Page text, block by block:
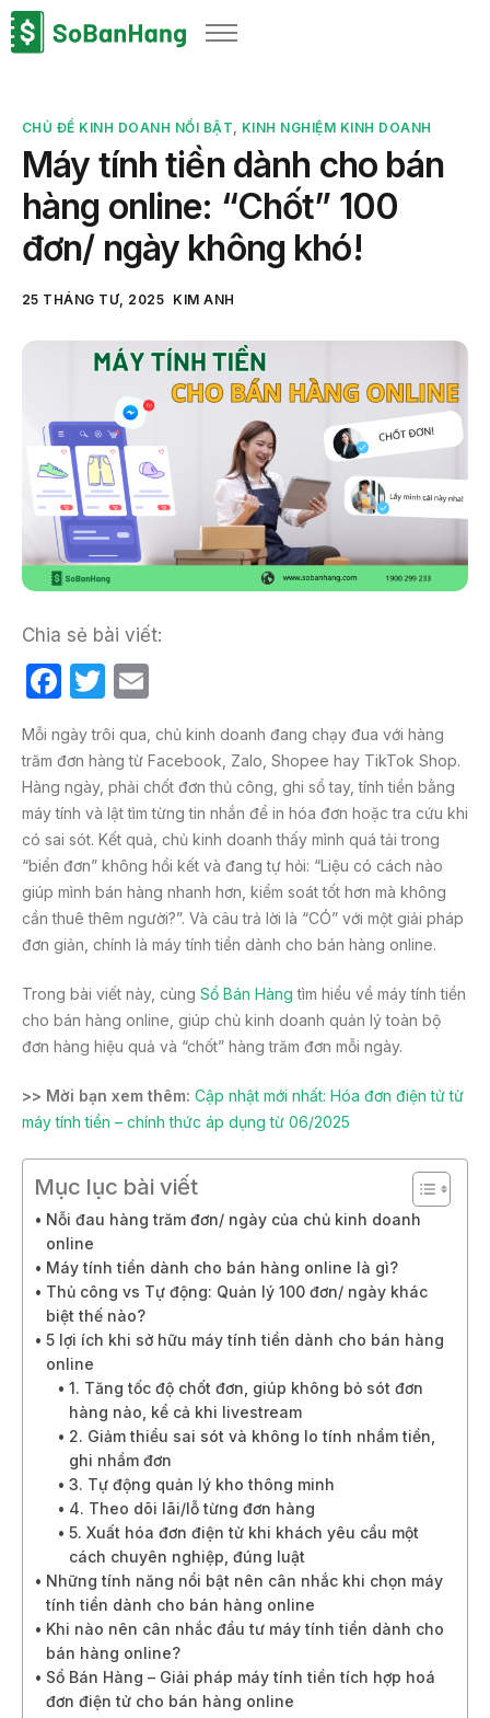
Sản phẩm
Bảng giá
Blog
Thông tin thuế
Về chúng tôi
CHỦ ĐỀ KINH DOANH NỔI BẬT, KINH NGHIỆM KINH DOANH
Máy tính tiền dành cho bán
hàng online: “Chốt” 100
đơn/ ngày không khó!
25 THÁNG TƯ, 2025 KIM ANH
Chia sẻ bài viết:
F
c
e
b
o
o
k
T
itt
er
ail
Mỗi ngày trôi qua, chủ kinh doanh đang chạy đua với hàng
trăm đơn hàng từ Facebook, Zalo, Shopee hay TikTok Shop.
Hàng ngày, phải chốt đơn thủ công, ghi sổ tay, tính tiền bằng
máy tính và lật tìm từng tin nhắn để in hóa đơn hoặc tra cứu khi
có sai sót. Kết quả, chủ kinh doanh thấy mình quá tải trong
“biển đơn” không hồi kết và đang tự hỏi: “Liệu có cách nào
giúp mình bán hàng nhanh hơn, kiểm soát tốt hơn mà không
cần thuê thêm người?”. Và câu trả lời là “CÓ” với một giải pháp
đơn giản, chính là máy tính tiền dành cho bán hàng online.
Trong bài viết này, cùng Sổ Bán Hàng tìm hiểu về máy tính tiền
cho bán hàng online, giúp chủ kinh doanh quản lý toàn bộ
đơn hàng hiệu quả và “chốt” hàng trăm đơn mỗi ngày.
>> Mời bạn xem thêm: Cập nhật mới nhất: Hóa đơn điện tử từ
máy tính tiền – chính thức áp dụng từ 06/2025
Mục lục bài viết
Nỗi đau hàng trăm đơn/ ngày của chủ kinh doanh
online
Máy tính tiền dành cho bán hàng online là gì?
Thủ công vs Tự động: Quản lý 100 đơn/ ngày khác
biệt thế nào?
5 lợi ích khi sở hữu máy tính tiền dành cho bán hàng
online
1. Tăng tốc độ chốt đơn, giúp không bỏ sót đơn
hàng nào, kể cả khi livestream
2. Giảm thiểu sai sót và không lo tính nhầm tiền,
ghi nhầm đơn
3. Tự động quản lý kho thông minh
4. Theo dõi lãi/lỗ từng đơn hàng
5. Xuất hóa đơn điện tử khi khách yêu cầu một
cách chuyên nghiệp, đúng luật
Những tính năng nổi bật nên cân nhắc khi chọn máy
tính tiền dành cho bán hàng online
Khi nào nên cân nhắc đầu tư máy tính tiền dành cho
bán hàng online?
Sổ Bán Hàng – Giải pháp máy tính tiền tích hợp hoá
đơn điện tử cho bán hàng online